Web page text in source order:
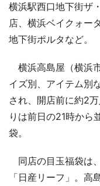
横浜駅西口地下街ザ
店、横浜ベイクォー
地下街ポルタなど。
横浜高島屋（横浜
イズ別、アイテム別
され、開店前に約2
りは前日の21時から
袋。
同店の目玉福袋は
「日産リーフ」。